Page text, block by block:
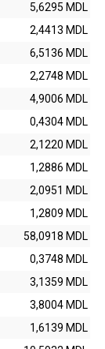
5,6295 MDL
2,4413 MDL
6,5136 MDL
2,2748 MDL
4,9006 MDL
0,4304 MDL
2,1220 MDL
1,2886 MDL
2,0951 MDL
1,2809 MDL
58,0918 MDL
0,3748 MDL
3,1359 MDL
3,8004 MDL
1,6139 MDL